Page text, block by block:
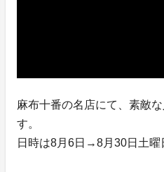
麻布十番の名店にて、素敵
す。
日時は8月6日→8月30日土曜